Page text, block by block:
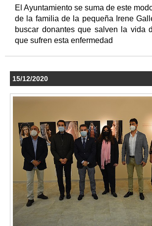
El Ayuntamiento se suma de este
de la familia de la pequeña Irene
buscar donantes que salven la vida
que sufren esta enfermedad
15/12/2020